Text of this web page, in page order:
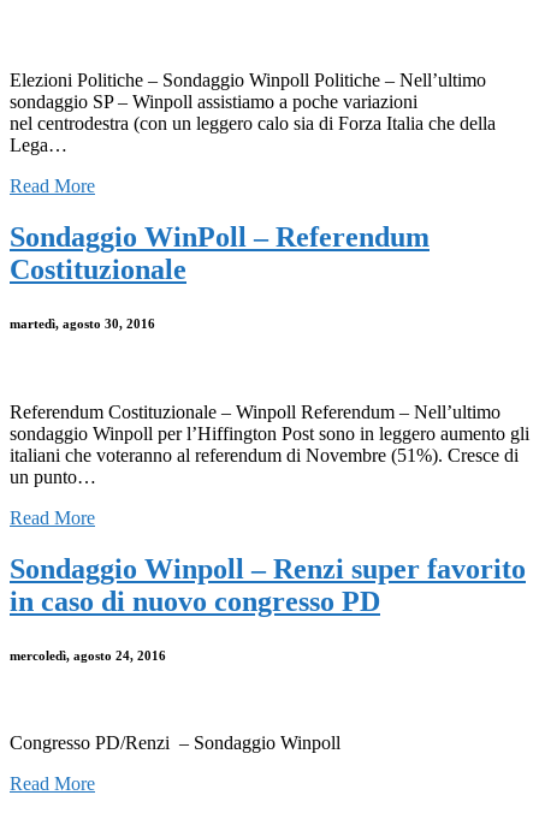
Elezioni Politiche – Sondaggio Winpoll Politiche – Nell’ultimo
sondaggio SP – Winpoll assistiamo a poche variazioni
nel centrodestra (con un leggero calo sia di Forza Italia che della
Lega…
Read More
Sondaggio WinPoll – Referendum
Costituzionale
martedì, agosto 30, 2016
Referendum Costituzionale – Winpoll Referendum – Nell’ultimo
sondaggio Winpoll per l’Hiffington Post sono in leggero aumento gli
italiani che voteranno al referendum di Novembre (51%). Cresce di
un punto…
Read More
Sondaggio Winpoll – Renzi super favorito
in caso di nuovo congresso PD
mercoledì, agosto 24, 2016
Congresso PD/Renzi – Sondaggio Winpoll
Read More